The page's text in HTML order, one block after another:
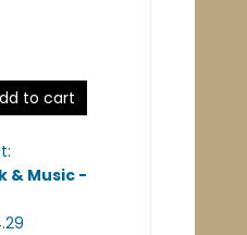
to cart
& Music -